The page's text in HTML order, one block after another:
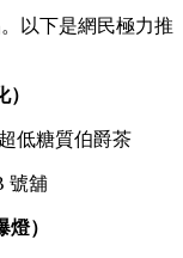
以下是網民極力推
低糖質伯爵茶
號舖
）